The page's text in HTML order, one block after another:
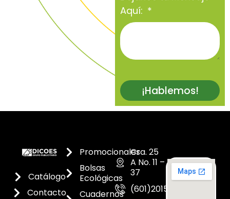
Aquí:
¡Hablemos!
Catálogo
Contacto
Promocionales
Bolsas
Ecológicas
Cuadernos
Cra. 25
A No. 11 –
37
(601)2015300